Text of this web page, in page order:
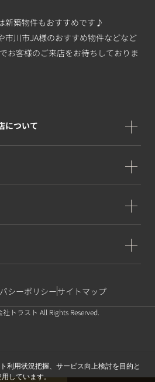
新築物件もおすすめです♪
市川市JA様のおすすめ物件などなど
お客様のご来店をお待ちしておりま
について
シーポリシーサイトマップ
トラスト All Rights Reserved.
利用状況把握、サービス向上検討を目的と
しています。